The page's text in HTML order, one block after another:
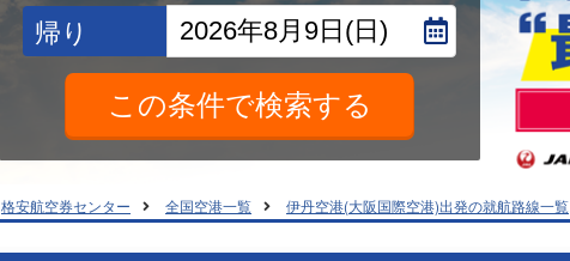
帰り
格安航空券センター 全国空港一覧 伊丹空港(大阪国際空港)出発の就航路線一覧